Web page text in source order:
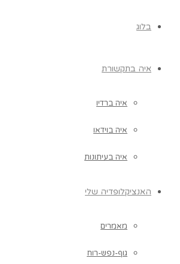
בלוג
איה בתקשורת
איה ברדיו
איה בוידאו
איה בעיתונות
האנציקלופדיה שלי
מאמרים
גוף-נפש-רוח